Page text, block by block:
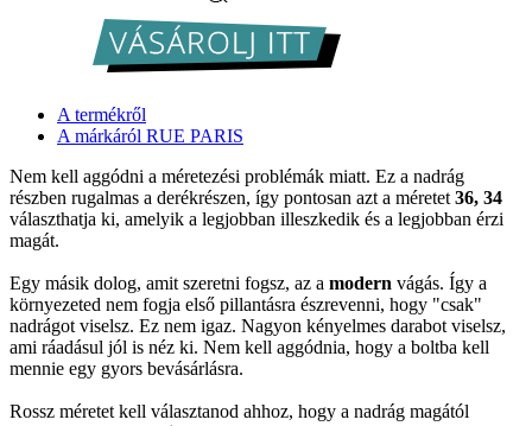
A termékről
A márkáról RUE PARIS
Nem kell aggódni a méretezési problémák miatt. Ez a nadrág
részben rugalmas a derékrészen, így pontosan azt a méretet 36, 34
választhatja ki, amelyik a legjobban illeszkedik és a legjobban érzi
magát.
Egy másik dolog, amit szeretni fogsz, az a modern vágás. Így a
környezeted nem fogja első pillantásra észrevenni, hogy "csak"
nadrágot viselsz. Ez nem igaz. Nagyon kényelmes darabot viselsz,
ami ráadásul jól is néz ki. Nem kell aggódnia, hogy a boltba kell
mennie egy gyors bevásárlásra.
Rossz méretet kell választanod ahhoz, hogy a nadrág magától